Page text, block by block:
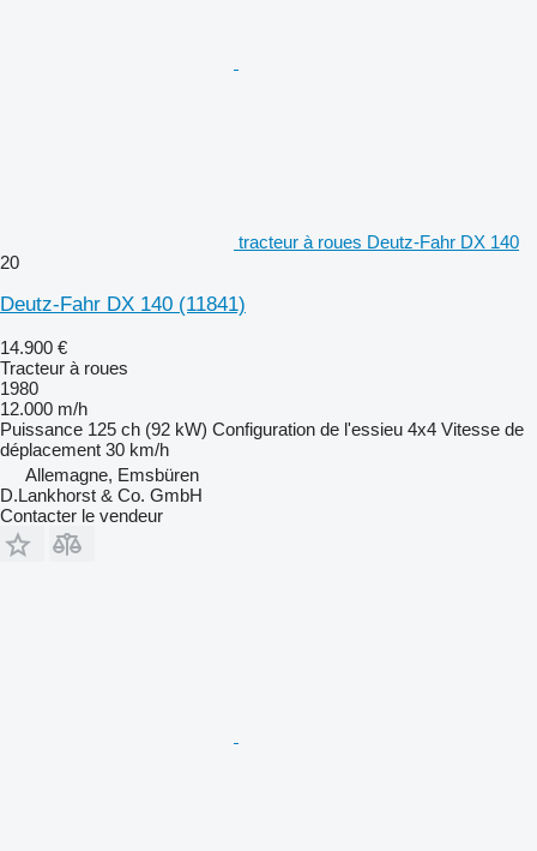
tracteur à roues Deutz-Fahr DX 140
20
Deutz-Fahr DX 140 (11841)
14.900 €
Tracteur à roues
1980
12.000 m/h
Puissance 125 ch (92 kW) Configuration de l'essieu 4x4 Vitesse de
déplacement 30 km/h
Allemagne, Emsbüren
D.Lankhorst & Co. GmbH
Contacter le vendeur